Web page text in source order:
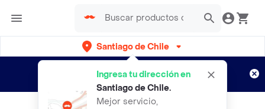
Santiago de Chile
Ingresa tu dirección en
Santiago de Chile.
Mejor servicio,
envíos gratis por semanas
Aplican TyC